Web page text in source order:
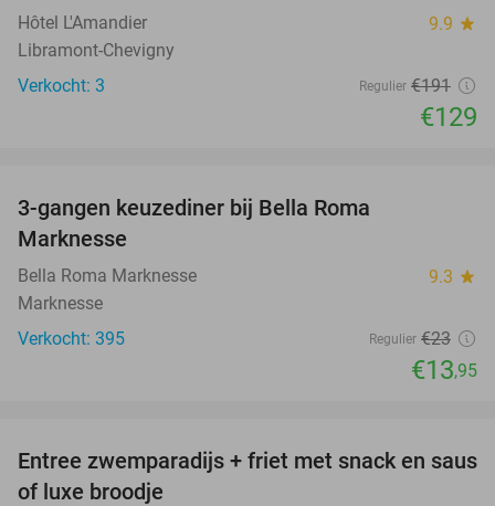
Hôtel L'Amandier 9.9 star
Libramont-Chevigny
Verkocht: 3
Regulier €191
€129
3-gangen keuzediner bij Bella Roma
Marknesse
Bella Roma Marknesse 9.3 star
Marknesse
Verkocht: 395
Regulier €23
€13,95
20%
Entree zwemparadijs + friet met snack en saus
of luxe broodje